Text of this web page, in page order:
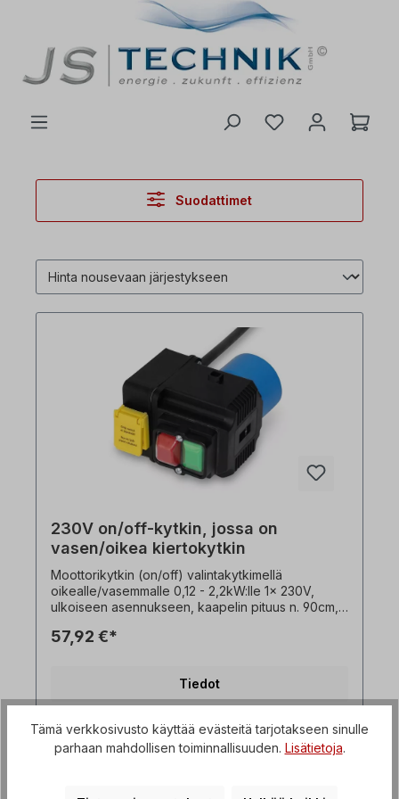
Suodattimet
230V on/off-kytkin, jossa on
vasen/oikea kiertokytkin
Moottorikytkin (on/off) valintakytkimellä
oikealle/vasemmalle 0,12 - 2,2kW:lle 1x 230V,
ulkoiseen asennukseen, kaapelin pituus n. 90cm,
kytkentäkapasiteetti 16 A - 1x230V,- ympäristön
ollessa pysähdyksissä!
57,92 €*
Tiedot
Tämä verkkosivusto käyttää evästeitä tarjotakseen sinulle
parhaan mahdollisen toiminnallisuuden. Lisätietoja.